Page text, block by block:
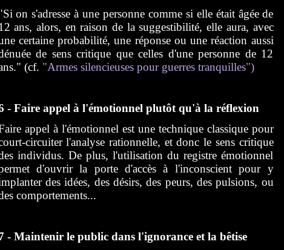
on s'adresse à une personne comme si elle était âgée de
ans, alors, en raison de la suggestibilité, elle aura, avec
certaine probabilité, une réponse ou une réaction aussi
de sens critique que celles d'une personne de 12
(cf. "Armes silencieuses pour guerres tranquilles")
- Faire appel à l'émotionnel plutôt qu'à la réflexion
appel à l'émotionnel est une technique classique pour
circuiter l'analyse rationnelle, et donc le sens critique
individus. De plus, l'utilisation du registre émotionnel
d'ouvrir la porte d'accès à l'inconscient pour y
des idées, des désirs, des peurs, des pulsions, ou
comportements...
- Maintenir le public dans l'ignorance et la bêtise